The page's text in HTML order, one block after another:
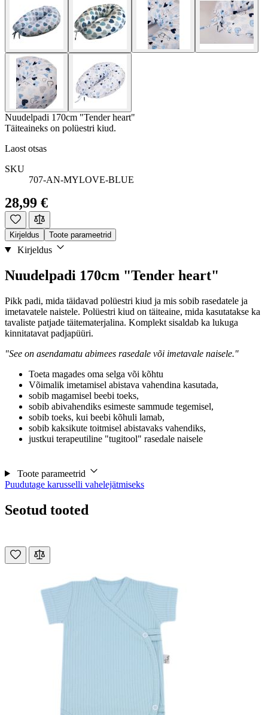
Nuudelpadi 170cm "Tender heart"
Täiteaineks on polüestri kiud.
Laost otsas
SKU
707-AN-MYLOVE-BLUE
28,99 €
Kirjeldus Toote parameetrid
Kirjeldus
Nuudelpadi 170cm "Tender heart"
Pikk padi, mida täidavad polüestri kiud ja mis sobib rasedatele ja
imetavatele naistele. Polüestri kiud on täiteaine, mida kasutatakse ka
tavaliste patjade täitematerjalina. Komplekt sisaldab ka lukuga
kinnitatavat padjapüüri.
"See on asendamatu abimees rasedale või imetavale naisele."
Toeta magades oma selga või kõhtu
Võimalik imetamisel abistava vahendina kasutada,
sobib magamisel beebi toeks,
sobib abivahendiks esimeste sammude tegemisel,
sobib toeks, kui beebi kõhuli lamab,
sobib kaksikute toitmisel abistavaks vahendiks,
justkui terapeutiline "tugitool" rasedale naisele
Toote parameetrid
Puudutage karusselli vahelejätmiseks
Seotud tooted